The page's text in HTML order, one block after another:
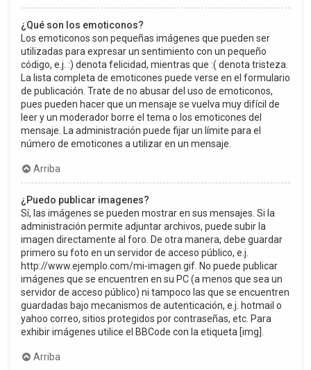
¿Qué son los emoticonos?
Los emoticonos son pequeñas imágenes que pueden ser
utilizadas para expresar un sentimiento con un pequeño
código, e.j. :) denota felicidad, mientras que :( denota tristeza.
La lista completa de emoticones puede verse en el formulario
de publicación. Trate de no abusar del uso de emoticonos,
pues pueden hacer que un mensaje se vuelva muy difícil de
leer y un moderador borre el tema o los emoticones del
mensaje. La administración puede fijar un límite para el
número de emoticones a utilizar en un mensaje.
Arriba
¿Puedo publicar imagenes?
Sí, las imágenes se pueden mostrar en sus mensajes. Si la
administración permite adjuntar archivos, puede subir la
imagen directamente al foro. De otra manera, debe guardar
primero su foto en un servidor de acceso público, e.j.
http://www.ejemplo.com/mi-imagen.gif. No puede publicar
imágenes que se encuentren en su PC (a menos que sea un
servidor de acceso público) ni tampoco las que se encuentren
guardadas bajo mecanismos de autenticación, e.j. hotmail o
yahoo correo, sitios protegidos por contraseñas, etc. Para
exhibir imágenes utilice el BBCode con la etiqueta [img].
Arriba